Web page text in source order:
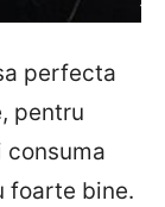
perfecta
pentru
consuma
foarte bine.